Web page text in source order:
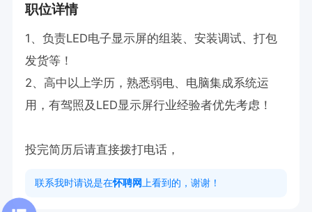
职位详情
1、负责LED电子显示屏的组装、安装调试、打包
发货等！
2、高中以上学历，熟悉弱电、电脑集成系统运
用，有驾照及LED显示屏行业经验者优先考虑！
投完简历后请直接拨打电话，
联系我时请说是在怀聘网 上看到的，谢谢！